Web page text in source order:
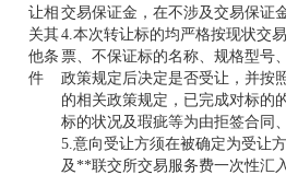
让相
关其
他条
件
交易保证金，在不涉及交易保证
4.本次转让标的均严格按现状交
票、不保证标的名称、规格型号
政策规定后决定是否受让，并按
的相关政策规定，已完成对标的
标的状况及瑕疵等为由拒签合同
5.意向受让方须在被确定为受让
及**联交所交易服务费一次性汇